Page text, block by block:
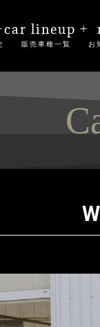
car lineup +
販売車種一覧 お